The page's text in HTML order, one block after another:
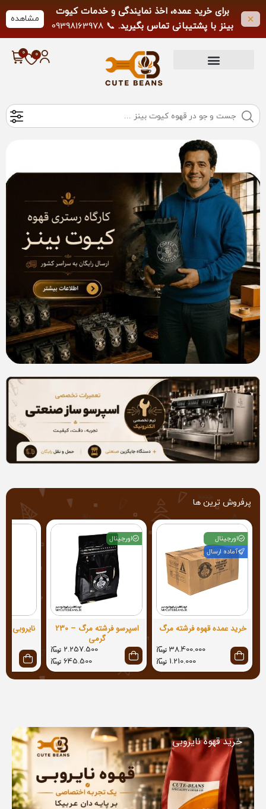
برای خرید عمده، اخذ نمایندگی و خدمات کیوت
بینز با پشتیبانی تماس بگیرید. 📞 09398163978
لطفاً از تماس خارج از ساعات کاری خودداری
فرمایید.
مشاهده
پرفروش ترین ها
اورجینال
آماده ارسال
خرید عمده قهوه فرشته مرگ
38.400.000
1.210.000
اورجینال
اسپرسو فرشته مرگ – 230
گرمی
2.257.500
645.500
خرید قهوه نایروبی